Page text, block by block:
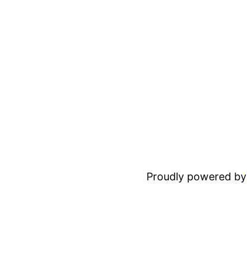
Proudly powered by